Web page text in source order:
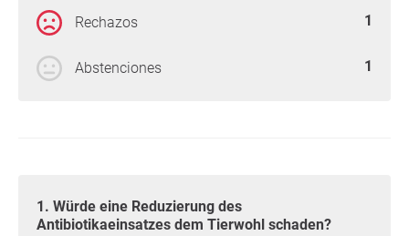
Rechazos 1
Abstenciones 1
1. Würde eine Reduzierung des
Antibiotikaeinsatzes dem Tierwohl schaden?